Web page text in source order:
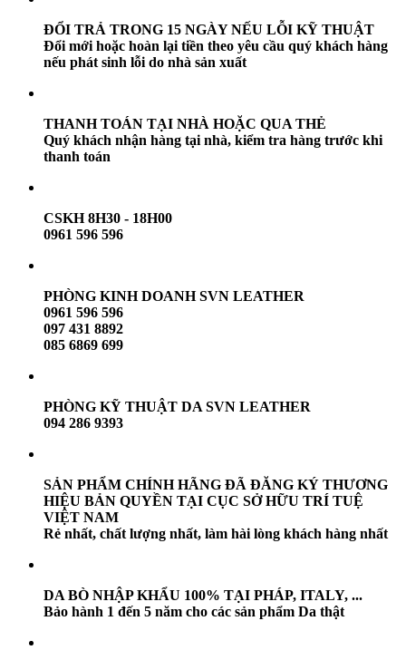
ĐỔI TRẢ TRONG 15 NGÀY NẾU LỖI KỸ THUẬT
Đổi mới hoặc hoàn lại tiền theo yêu cầu quý khách hàng
nếu phát sinh lỗi do nhà sản xuất
THANH TOÁN TẠI NHÀ HOẶC QUA THẺ
Quý khách nhận hàng tại nhà, kiểm tra hàng trước khi
thanh toán
CSKH 8H30 - 18H00
0961 596 596
PHÒNG KINH DOANH SVN LEATHER
0961 596 596
097 431 8892
085 6869 699
PHÒNG KỸ THUẬT DA SVN LEATHER
094 286 9393
SẢN PHẨM CHÍNH HÃNG ĐÃ ĐĂNG KÝ THƯƠNG
HIỆU BẢN QUYỀN TẠI CỤC SỞ HỮU TRÍ TUỆ
VIỆT NAM
Rẻ nhất, chất lượng nhất, làm hài lòng khách hàng nhất
DA BÒ NHẬP KHẨU 100% TẠI PHÁP, ITALY, ...
Bảo hành 1 đến 5 năm cho các sản phẩm Da thật